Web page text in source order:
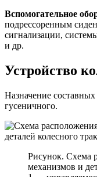
Вспомогательное
подрессоренным
сигнализации,
и др.
Устройство
Назначение составных
гусеничного.
Рисунок. Схема
механизмов и